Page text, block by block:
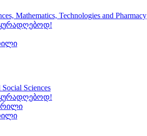
Mathematics, Technologies and Pharmacy
Sciences